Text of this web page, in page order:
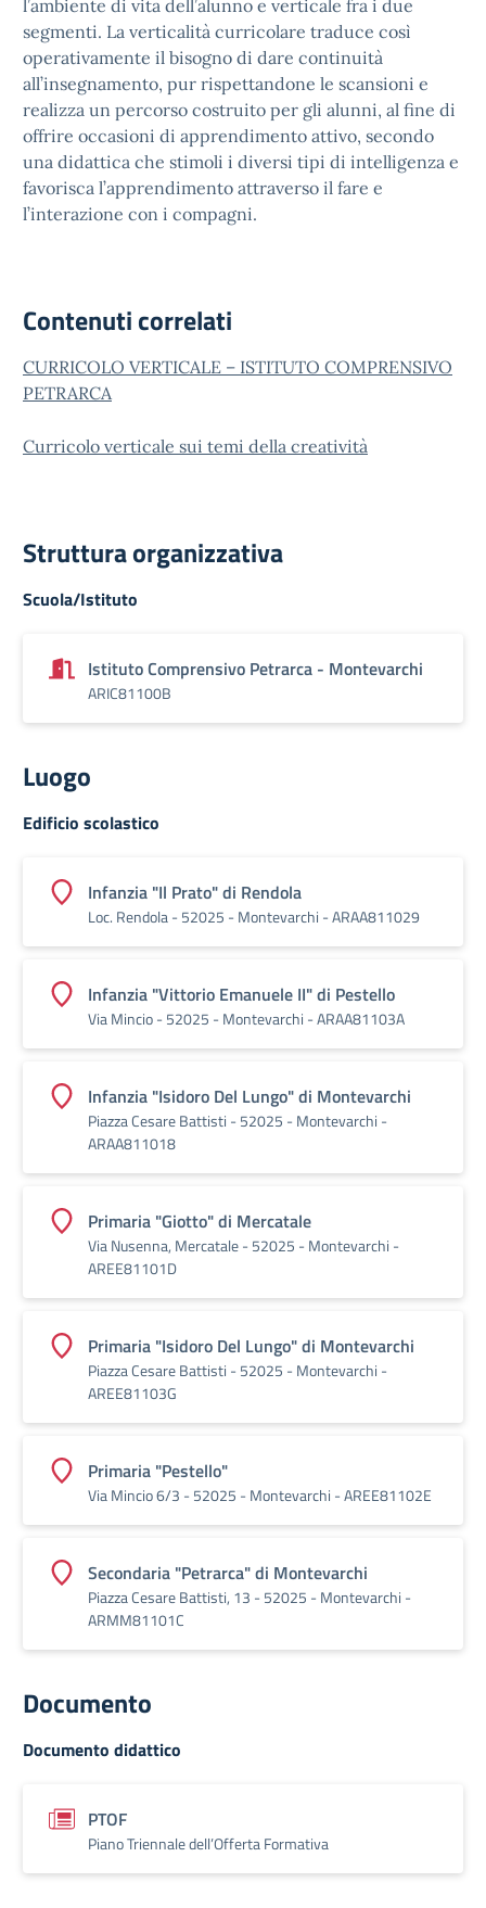
l’ambiente di vita dell’alunno e verticale fra i due
segmenti. La verticalità curricolare traduce così
operativamente il bisogno di dare continuità
all’insegnamento, pur rispettandone le scansioni e
realizza un percorso costruito per gli alunni, al fine di
offrire occasioni di apprendimento attivo, secondo
una didattica che stimoli i diversi tipi di intelligenza e
favorisca l’apprendimento attraverso il fare e
l’interazione con i compagni.
Contenuti correlati
CURRICOLO VERTICALE – ISTITUTO COMPRENSIVO
PETRARCA
Curricolo verticale sui temi della creatività
Struttura organizzativa
Scuola/Istituto
Istituto Comprensivo Petrarca - Montevarchi
ARIC81100B
Luogo
Edificio scolastico
Infanzia "Il Prato" di Rendola
Loc. Rendola - 52025 - Montevarchi - ARAA811029
Infanzia "Vittorio Emanuele II" di Pestello
Via Mincio - 52025 - Montevarchi - ARAA81103A
Infanzia "Isidoro Del Lungo" di Montevarchi
Piazza Cesare Battisti - 52025 - Montevarchi -
ARAA811018
Primaria "Giotto" di Mercatale
Via Nusenna, Mercatale - 52025 - Montevarchi -
AREE81101D
Primaria "Isidoro Del Lungo" di Montevarchi
Piazza Cesare Battisti - 52025 - Montevarchi -
AREE81103G
Primaria "Pestello"
Via Mincio 6/3 - 52025 - Montevarchi - AREE81102E
Secondaria "Petrarca" di Montevarchi
Piazza Cesare Battisti, 13 - 52025 - Montevarchi -
ARMM81101C
Documento
Documento didattico
PTOF
Piano Triennale dell’Offerta Formativa